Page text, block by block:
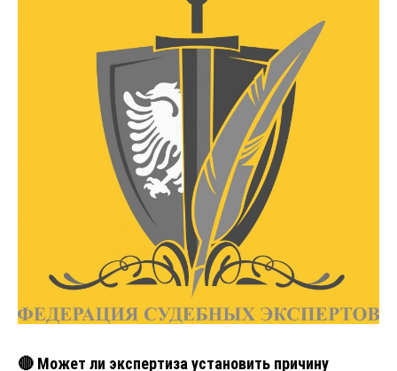
🔴 Может ли экспертиза установить причину